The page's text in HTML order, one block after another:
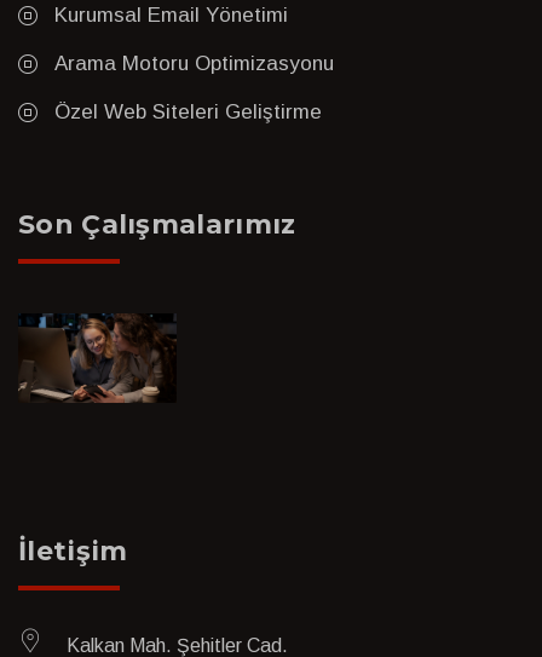
Kurumsal Email Yönetimi
Arama Motoru Optimizasyonu
Özel Web Siteleri Geliştirme
Son Çalışmalarımız
İletişim
Kalkan Mah. Şehitler Cad.